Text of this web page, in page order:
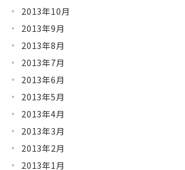
2013年10月
2013年9月
2013年8月
2013年7月
2013年6月
2013年5月
2013年4月
2013年3月
2013年2月
2013年1月